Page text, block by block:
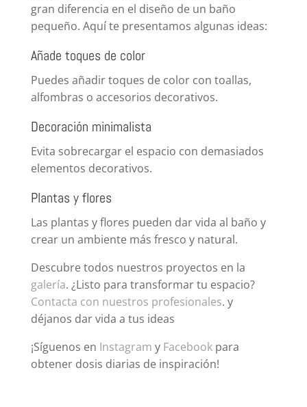
gran diferencia en el diseño de un baño
pequeño. Aquí te presentamos algunas ideas:
Añade toques de color
Puedes añadir toques de color con toallas,
alfombras o accesorios decorativos.
Decoración minimalista
Evita sobrecargar el espacio con demasiados
elementos decorativos.
Plantas y flores
Las plantas y flores pueden dar vida al baño y
crear un ambiente más fresco y natural.
Descubre todos nuestros proyectos en la
galería. ¿Listo para transformar tu espacio?
Contacta con nuestros profesionales. y
déjanos dar vida a tus ideas
¡Síguenos en Instagram y Facebook para
obtener dosis diarias de inspiración!